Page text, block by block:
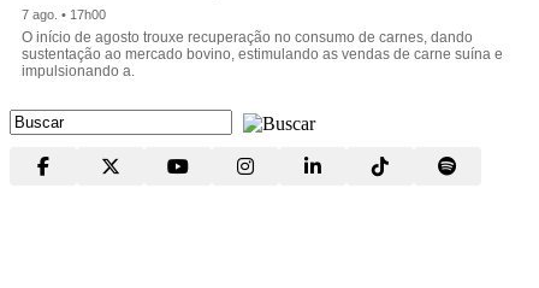
7 ago. • 17h00
O início de agosto trouxe recuperação no consumo de carnes, dando
sustentação ao mercado bovino, estimulando as vendas de carne suína e
impulsionando a.